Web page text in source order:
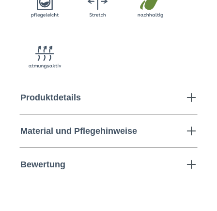
Produktdetails
Material und Pflegehinweise
Bewertung